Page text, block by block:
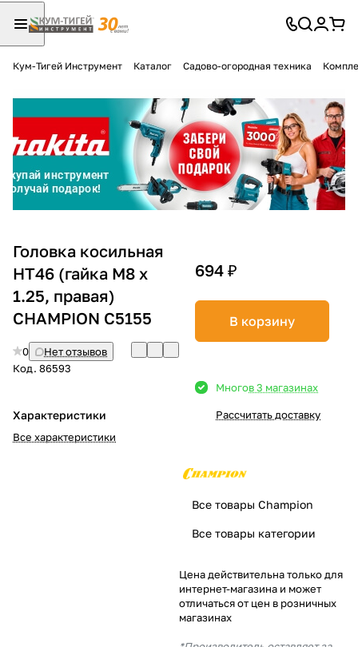
Кум-Тигей Инструмент Каталог Садово-огородная техника
Головка косильная
НТ46 (гайка М8 х
1.25, правая)
CHAMPION C5155
0
Нет отзывов
Код. 86593
Характеристики
Все характеристики
694 ₽
В корзину
Многов 3 магазинах
Рассчитать доставку
Все товары Champion
Все товары категории
Цена действительна только для
интернет-магазина и может
отличаться от цен в розничных
магазинах
Разбейте
оплатуна части
без переплат
График платежей
Сегодня
25 %
% картой любого банка
% будут
с вашей карты